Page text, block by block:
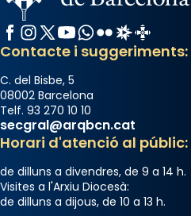
Facebook
Instagram
X / Twitter
YouTube
WhatsApp
FlickrRadio Estel
Contacte i suggeriments:
C. del Bisbe, 5
08002 Barcelona
Telf. 93 270 10 10
secgral@arqbcn.cat
Horari d'atenció al públic:
de dilluns a divendres, de 9 a 14 h.
Visites a l'Arxiu Diocesà:
de dilluns a dijous, de 10 a 13 h.